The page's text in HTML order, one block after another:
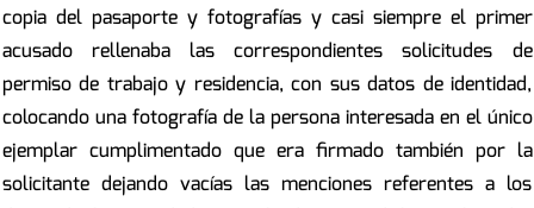
copia del pasaporte y fotografías y casi siempre el primer
acusado rellenaba las correspondientes solicitudes de
permiso de trabajo y residencia, con sus datos de identidad,
colocando una fotografía de la persona interesada en el único
ejemplar cumplimentado que era firmado también por la
solicitante dejando vacías las menciones referentes a los